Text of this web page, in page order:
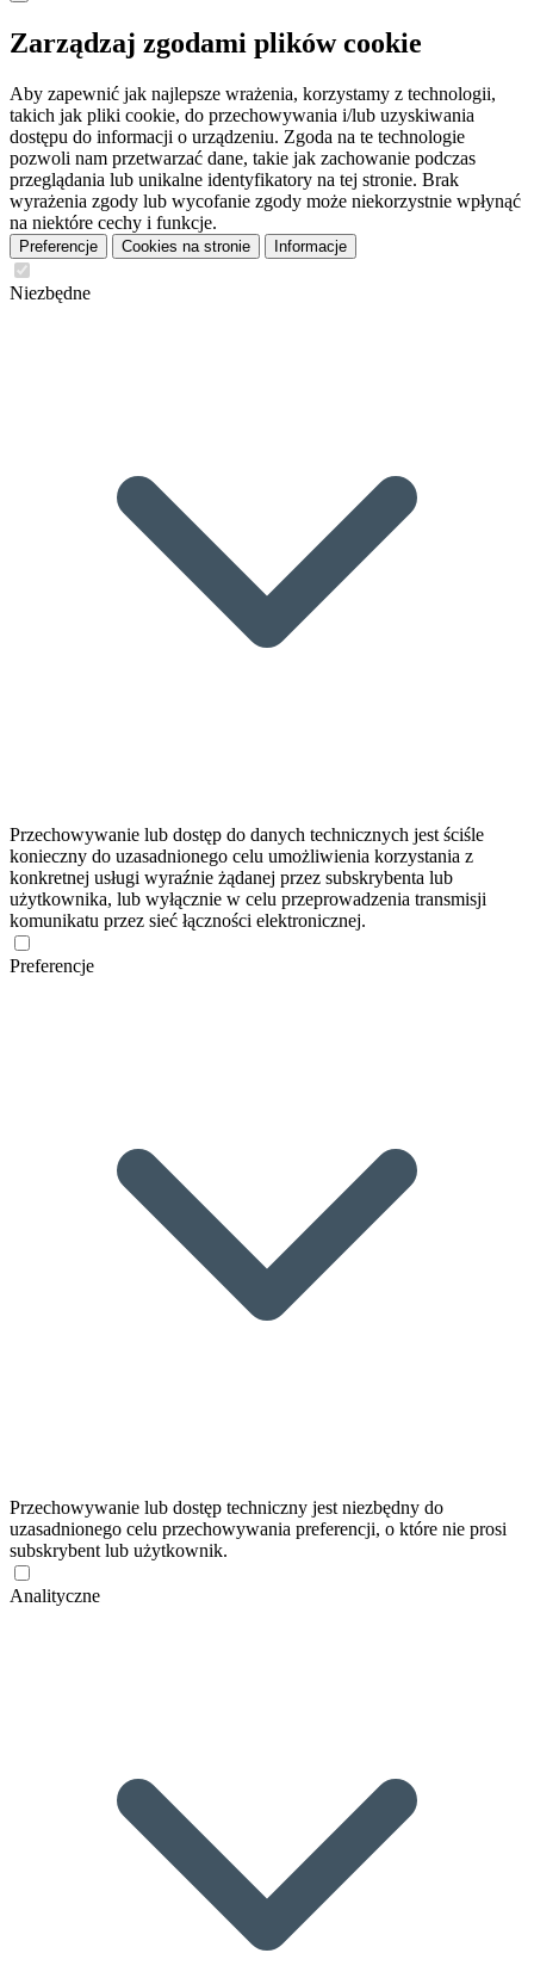
Zarządzaj zgodami plików cookie
Aby zapewnić jak najlepsze wrażenia, korzystamy z technologii,
takich jak pliki cookie, do przechowywania i/lub uzyskiwania
dostępu do informacji o urządzeniu. Zgoda na te technologie
pozwoli nam przetwarzać dane, takie jak zachowanie podczas
przeglądania lub unikalne identyfikatory na tej stronie. Brak
wyrażenia zgody lub wycofanie zgody może niekorzystnie wpłynąć
na niektóre cechy i funkcje.
Preferencje Cookies na stronie Informacje
Niezbędne
Przechowywanie lub dostęp do danych technicznych jest ściśle
konieczny do uzasadnionego celu umożliwienia korzystania z
konkretnej usługi wyraźnie żądanej przez subskrybenta lub
użytkownika, lub wyłącznie w celu przeprowadzenia transmisji
komunikatu przez sieć łączności elektronicznej.
Preferencje
Przechowywanie lub dostęp techniczny jest niezbędny do
uzasadnionego celu przechowywania preferencji, o które nie prosi
subskrybent lub użytkownik.
Analityczne